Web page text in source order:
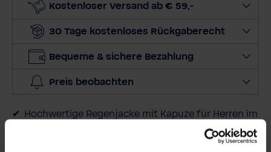
e
Kostenloser Versand ab € 59,-
30 Tage kostenloses Rückgaberecht
Bequeme & sichere Bezahlung
Preis beobachten
Hochwertige Regenjacke mit Kapuze für Herren im